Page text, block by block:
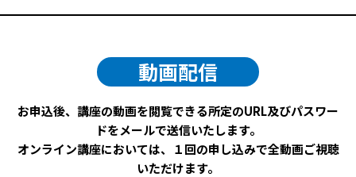
動画配信
お申込後、講座の動画を閲覧できる所定のURL及びパスワー
ドをメールで送信いたします。
オンライン講座においては、１回の申し込みで全動画ご視聴
いただけます。